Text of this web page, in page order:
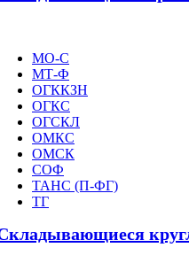
МО-С
МТ-Ф
ОГККЗН
ОГКС
ОГСКЛ
ОМКС
ОМСК
СОФ
ТАНС (П-ФГ)
ТГ